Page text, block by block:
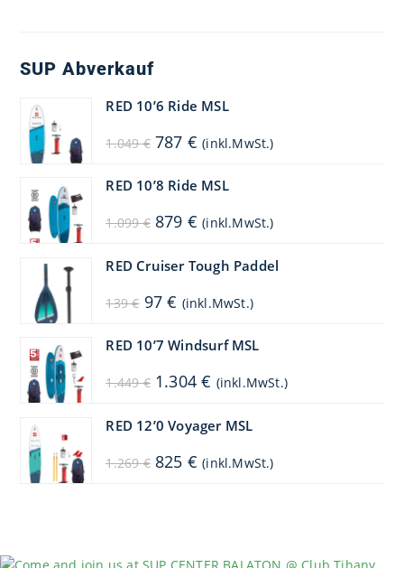
SUP Abverkauf
RED 10’6 Ride MSL
1.049€ Ursprünglicher
Preis
1.049 €
787 € Aktueller
Preis
(inkl.MwSt.)
RED 10’8 Ride MSL
1.099€ Ursprünglicher
Preis
1.099 €
879 € Aktueller
Preis
879 €.
(inkl.MwSt.)
RED Cruiser Tough Paddel
139€ Ursprünglicher
Preis
97€ Aktueller
Preis
97 €.
(inkl.MwSt.)
RED 10’7 Windsurf MSL
1.449€ Ursprünglicher
Preis
1.304€ Aktueller
Preis
(inkl.MwSt.)
RED 12’0 Voyager MSL
1.269€ Ursprünglicher
Preis
825 € Aktueller
Preis
(inkl.MwSt.)